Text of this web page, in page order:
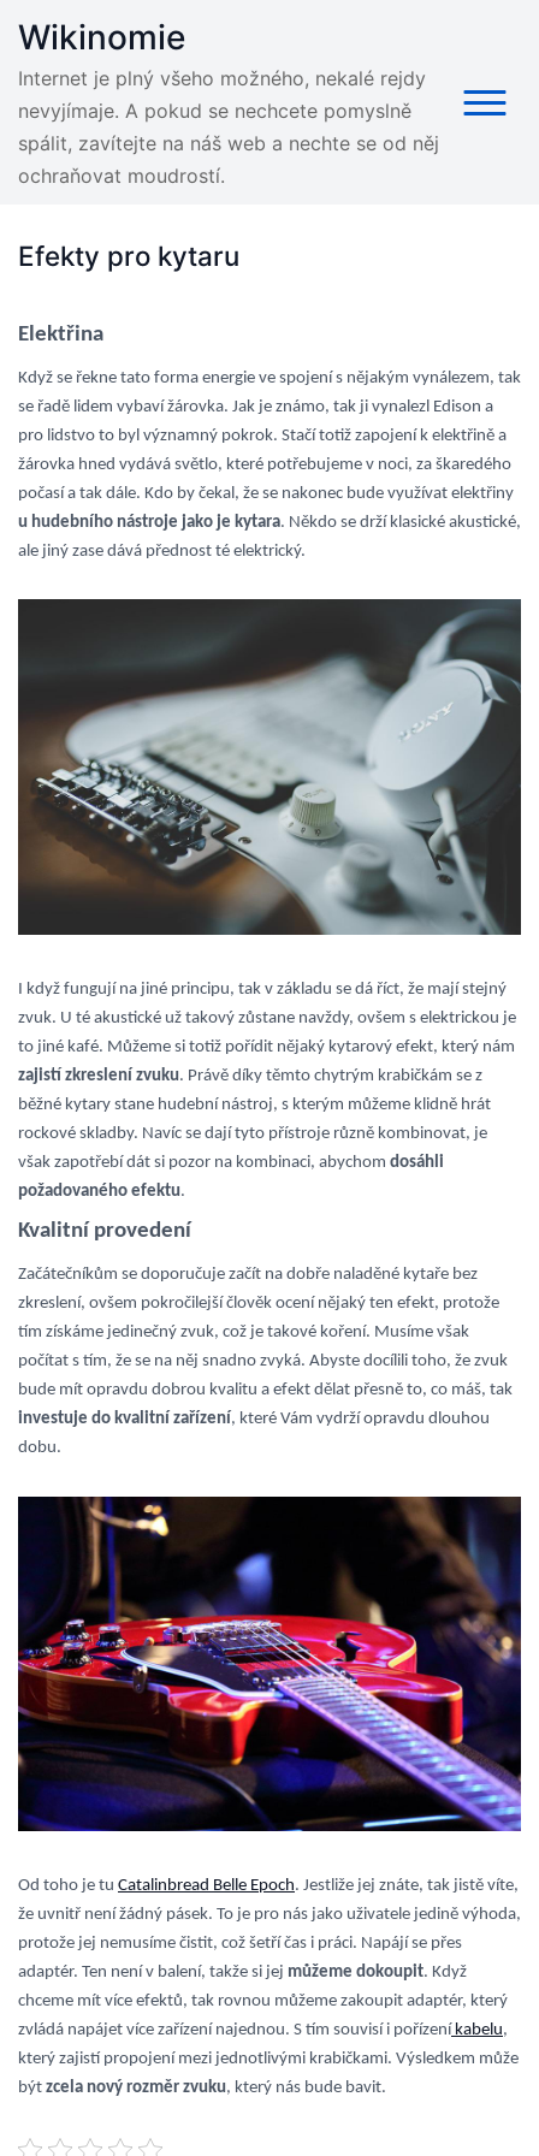
content
Wikinomie
Internet je plný všeho možného, nekalé rejdy
nevyjímaje. A pokud se nechcete pomyslně
spálit, zavítejte na náš web a nechte se od něj
ochraňovat moudrostí.
Efekty pro kytaru
Elektřina
Když se řekne tato forma energie ve spojení s nějakým vynálezem, tak
se řadě lidem vybaví žárovka. Jak je známo, tak ji vynalezl Edison a
pro lidstvo to byl významný pokrok. Stačí totiž zapojení k elektřině a
žárovka hned vydává světlo, které potřebujeme v noci, za škaredého
počasí a tak dále. Kdo by čekal, že se nakonec bude využívat elektřiny
u hudebního nástroje jako je kytara. Někdo se drží klasické akustické,
ale jiný zase dává přednost té elektrický.
I když fungují na jiné principu, tak v základu se dá říct, že mají stejný
zvuk. U té akustické už takový zůstane navždy, ovšem s elektrickou je
to jiné kafé. Můžeme si totiž pořídit nějaký kytarový efekt, který nám
zajistí zkreslení zvuku. Právě díky těmto chytrým krabičkám se z
běžné kytary stane hudební nástroj, s kterým můžeme klidně hrát
rockové skladby. Navíc se dají tyto přístroje různě kombinovat, je
však zapotřebí dát si pozor na kombinaci, abychom dosáhli
požadovaného efektu.
Kvalitní provedení
Začátečníkům se doporučuje začít na dobře naladěné kytaře bez
zkreslení, ovšem pokročilejší člověk ocení nějaký ten efekt, protože
tím získáme jedinečný zvuk, což je takové koření. Musíme však
počítat s tím, že se na něj snadno zvyká. Abyste docílili toho, že zvuk
bude mít opravdu dobrou kvalitu a efekt dělat přesně to, co máš, tak
investuje do kvalitní zařízení, které Vám vydrží opravdu dlouhou
dobu.
Od toho je tu Catalinbread Belle Epoch. Jestliže jej znáte, tak jistě víte,
že uvnitř není žádný pásek. To je pro nás jako uživatele jedině výhoda,
protože jej nemusíme čistit, což šetří čas i práci. Napájí se přes
adaptér. Ten není v balení, takže si jej můžeme dokoupit. Když
chceme mít více efektů, tak rovnou můžeme zakoupit adaptér, který
zvládá napájet více zařízení najednou. S tím souvisí i pořízení kabelu,
který zajistí propojení mezi jednotlivými krabičkami. Výsledkem může
být zcela nový rozměr zvuku, který nás bude bavit.